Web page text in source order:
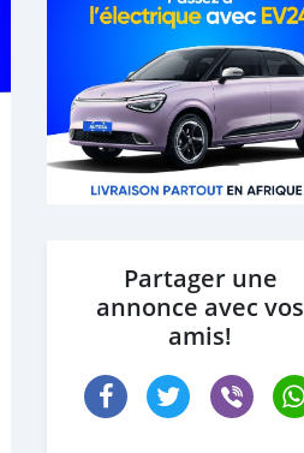
Partager une
annonce avec vos
amis!